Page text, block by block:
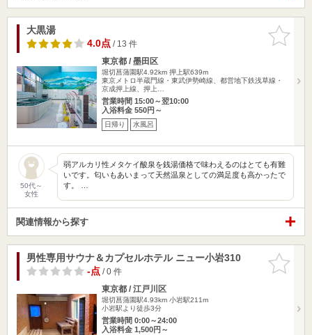
お気に入
りに追加
大黒湯
4.0点/ 13 件
東京都 / 墨田区
堀切菖蒲園駅4.92km 押上駅639m
東京メトロ半蔵門線・東武伊勢崎線、都営地下鉄浅草線・
京成押上線、押上…
営業時間 15:00～翌10:00
入浴料金 550円～
日帰り 水風呂
50代～
女性
弱アルカリ性メタケイ酸泉を銭湯価格で味わえるのはとても有難
いです。匂いもあいまって天然温泉としての満足度も高かったで
す。 …
関連情報から探す
お気に入
りに追加
男性専用サウナ＆カプセルホテル ニュー小岩310
-点/ 0 件
東京都 / 江戸川区
堀切菖蒲園駅4.93km 小岩駅211m
小岩駅より徒歩3分
営業時間 0:00～24:00
入浴料金 1,500円～